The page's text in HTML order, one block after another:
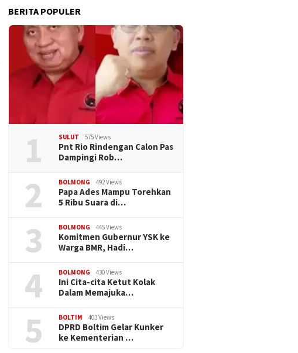
BERITA POPULER
1 SULUT 575 Views
Pnt Rio Rindengan Calon Pas
Dampingi Rob…
2 BOLMONG 492 Views
Papa Ades Mampu Torehkan
5 Ribu Suara di…
3 BOLMONG 445 Views
Komitmen Gubernur YSK ke
Warga BMR, Hadi…
4 BOLMONG 430 Views
Ini Cita-cita Ketut Kolak
Dalam Memajuka…
5 BOLTIM 403 Views
DPRD Boltim Gelar Kunker
ke Kementerian …